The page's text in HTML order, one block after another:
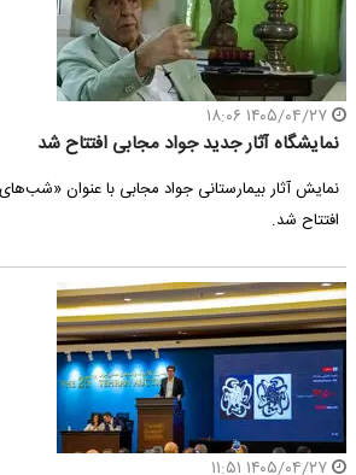
نمایشگاه آثار جدید جواد مجابی افتتاح شد
نمایش آثار بیمارستانی جواد مجابی با عنوان
افتتاح شد.